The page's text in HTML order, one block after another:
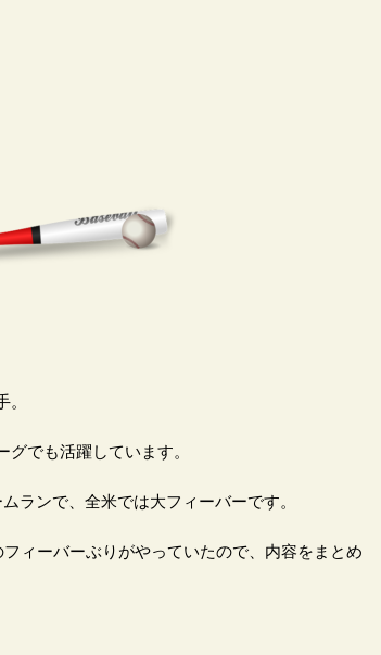
でも活躍しています。
ランで、全米では大フィーバーです。
ィーバーぶりがやっていたので、内容をまとめ